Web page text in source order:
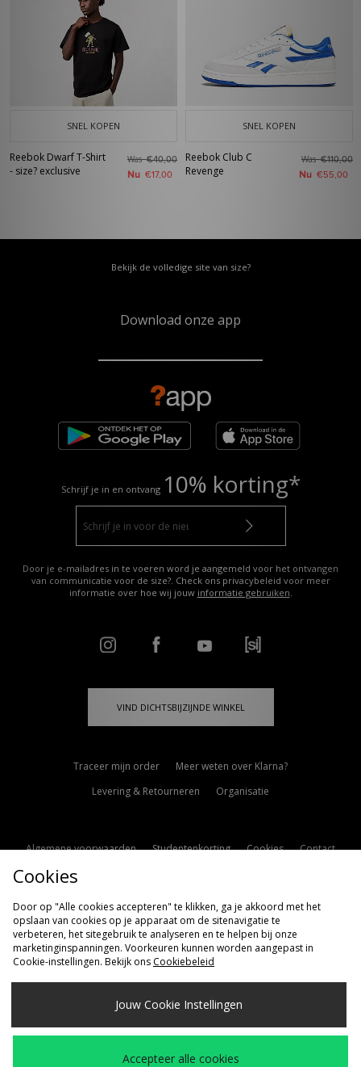
SNEL KOPEN
Reebok Dwarf T-Shirt
- size? exclusive
Was€40,00
Nu €17,00
SNEL KOPEN
Reebok Club C
Revenge
Was€110,00
Nu €55,00
Bekijk de volledige site van size?
Download onze app
Schrijf je in en ontvang 10% korting*
Door je e-mailadres in te voeren word je aangemeld voor het ontvangen
van communicatie voor de size?. Check ons privacybeleid voor meer
informatie over hoe wij jouw informatie gebruiken.
VIND DICHTSBIJZIJNDE WINKEL
Traceer mijn order
Meer weten over Klarna?
Levering & Retourneren
Organisatie
Algemene voorwaarden Studentenkorting Cookies
Contact
Cookie Instellingen
Verzenden Naar
Nederland
Wij accepteren de volgende betaalmethoden
Cookies
Door op "Alle cookies accepteren" te klikken, ga je akkoord met het
opslaan van cookies op je apparaat om de sitenavigatie te
verbeteren, het sitegebruik te analyseren en te helpen bij onze
marketinginspanningen. Voorkeuren kunnen worden aangepast in
Cookie-instellingen. Bekijk ons Cookiebeleid
Jouw Cookie Instellingen
Accepteer alle cookies